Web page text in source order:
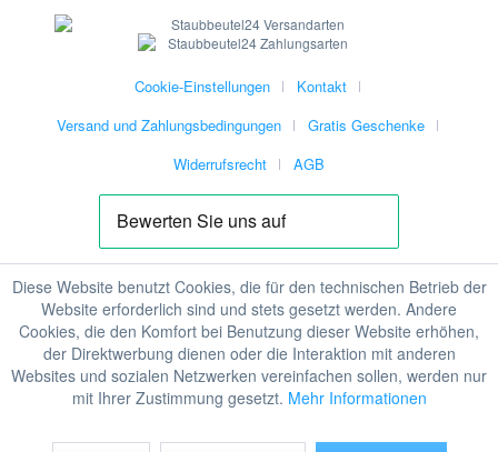
Cookie-Einstellungen
Kontakt
Versand und Zahlungsbedingungen
Gratis Geschenke
Widerrufsrecht
AGB
Diese Website benutzt Cookies, die für den technischen Betrieb der
Website erforderlich sind und stets gesetzt werden. Andere
Cookies, die den Komfort bei Benutzung dieser Website erhöhen,
der Direktwerbung dienen oder die Interaktion mit anderen
Websites und sozialen Netzwerken vereinfachen sollen, werden nur
mit Ihrer Zustimmung gesetzt. Mehr Informationen